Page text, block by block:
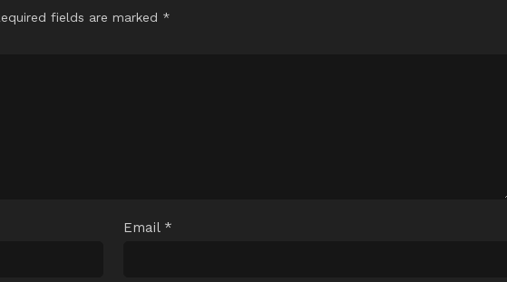
fields are marked *
Email *